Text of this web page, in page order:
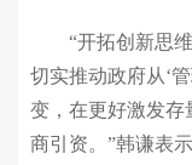
“开拓创新思维
切实推动政府从‘
变，在更好激发存
商引资。”韩谦表示